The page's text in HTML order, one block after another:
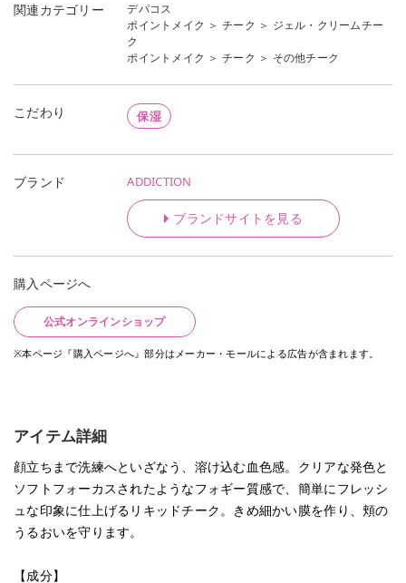
関連カテゴリー
デパコス
ポイントメイク ＞ チーク ＞ ジェル・クリームチー
ク
ポイントメイク ＞ チーク ＞ その他チーク
こだわり 保湿
ブランド ADDICTION
ブランドサイトを見る
購入ページへ
公式オンラインショップ
※本ページ『購入ページへ』部分はメーカー・モールによる広告が含まれます。
アイテム詳細
顔立ちまで洗練へといざなう、溶け込む血色感。クリアな発色と
ソフトフォーカスされたようなフォギー質感で、簡単にフレッシ
ュな印象に仕上げるリキッドチーク。きめ細かい膜を作り、頬の
うるおいを守ります。
【成分】